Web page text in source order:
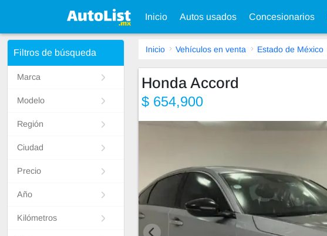
Inicio Autos usados Concesionarios
Filtros de búsqueda
Marca
Modelo
Región
Ciudad
Precio
Año
Kilómetros
Inicio Vehículos en venta Estado de México
Honda Accord
$ 654,900